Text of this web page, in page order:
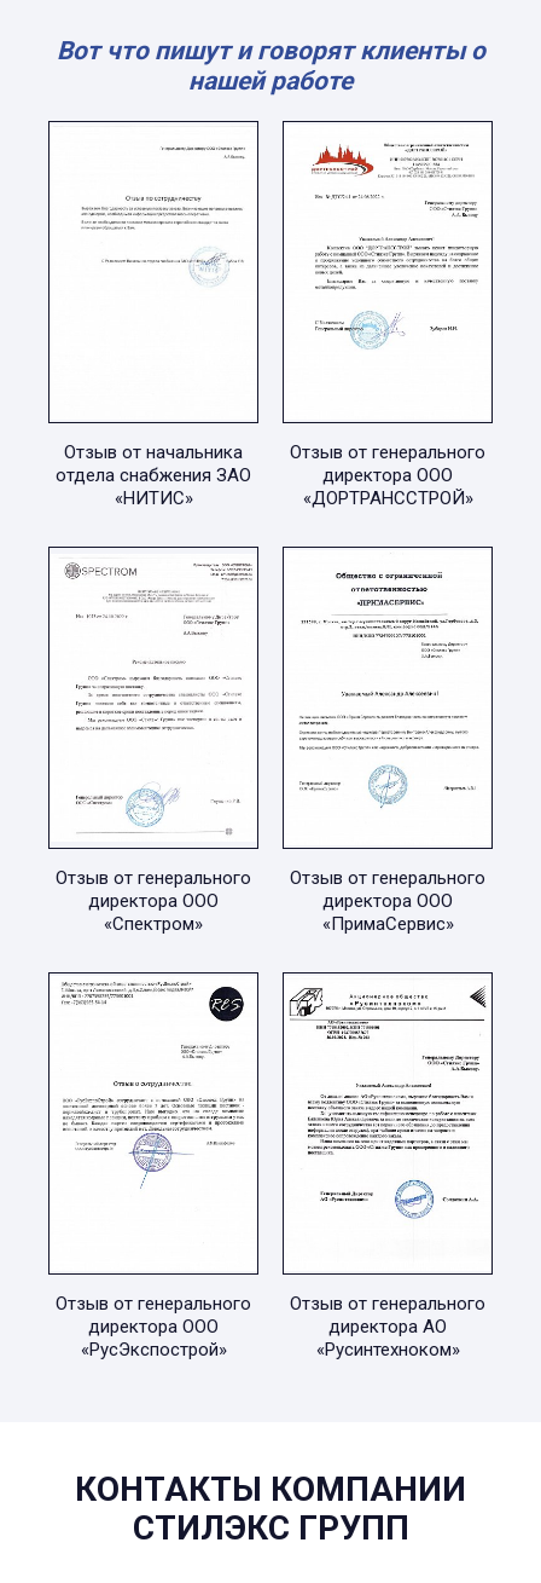
Вот что пишут и говорят клиенты о
нашей работе
Отзыв от начальника
отдела снабжения ЗАО
«НИТИС»
Отзыв от генерального
директора ООО
«ДОРТРАНССТРОЙ»
Отзыв от генерального
директора ООО
«Спектром»
Отзыв от генерального
директора ООО
«ПримаСервис»
Отзыв от генерального
директора ООО
«РусЭкспострой»
Отзыв от генерального
директора АО
«Русинтехноком»
КОНТАКТЫ КОМПАНИИ
СТИЛЭКС ГРУПП